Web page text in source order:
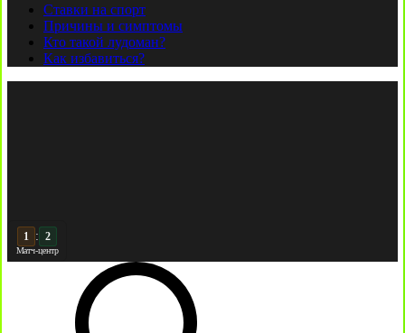
Ставки на спорт
Причины и симптомы
Кто такой лудоман?
Как избавиться?
2 : 2
Матч-центр